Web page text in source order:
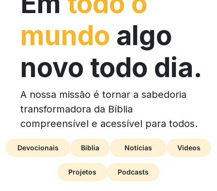
mundo algo
novo todo dia.
A nossa missão é tornar a sabedoria
transformadora da Bíblia
compreensível e acessível para todos.
Devocionais Bíblia Notícias Videos
Projetos Podcasts